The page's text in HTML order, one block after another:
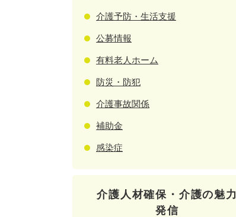
介護予防・生活支援
公募情報
有料老人ホーム
防災・防犯
介護事故関係
補助金
感染症
介護人材確保・介護の魅力
発信